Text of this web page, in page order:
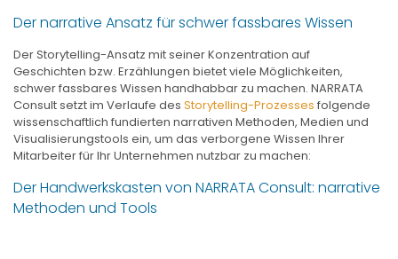
Der narrative Ansatz für schwer fassbares Wissen
Der Storytelling-Ansatz mit seiner Konzentration auf
Geschichten bzw. Erzählungen bietet viele Möglichkeiten,
schwer fassbares Wissen handhabbar zu machen. NARRATA
Consult setzt im Verlaufe des Storytelling-Prozesses folgende
wissenschaftlich fundierten narrativen Methoden, Medien und
Visualisierungstools ein, um das verborgene Wissen Ihrer
Mitarbeiter für Ihr Unternehmen nutzbar zu machen:
Der Handwerkskasten von NARRATA Consult: narrative
Methoden und Tools